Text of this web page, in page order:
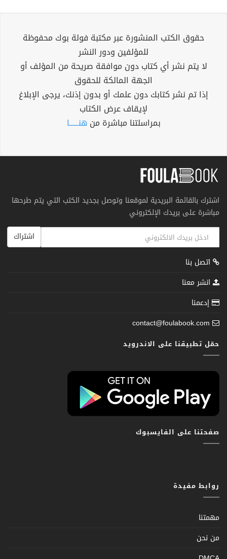
حقوق الكتب المنشورة عبر مكتبة فولة بوك محفوظة
للمؤلفين ودور النشر
لا يتم نشر أي كتاب دون موافقة صريحة من المؤلف أو
الجهة المالكة للحقوق
إذا تم نشر كتابك دون علمك أو بدون إذنك، يرجى الإبلاغ
لإيقاف عرض الكتاب
بمراسلتنا مباشرة من هنــــــا
اشترك بالقائمة البريدية لموقعنا وتوصل بجديد الكتب التي يتم طرحها
مباشرة على بريدك الإلكتروني
اشتراك
اتصل بنا
انشر معنا
إدعمنا
contact@foulabook.com
حمّل تطبيقنا على الاندرويد
صفحتنا على الفايسبوك
روابط مفيدة
مهمتنا
من نحن